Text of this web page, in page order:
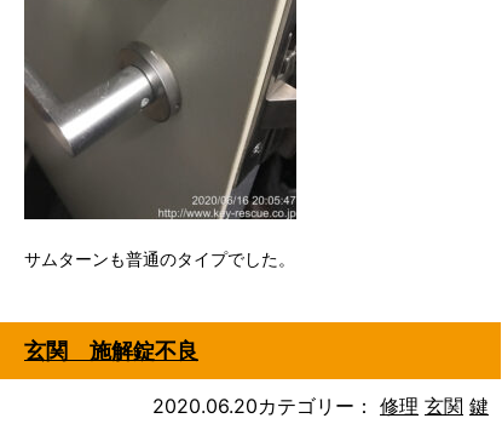
サムターンも普通のタイプでした。
玄関 施解錠不良
2020.06.20カテゴリー： 修理 玄関 鍵